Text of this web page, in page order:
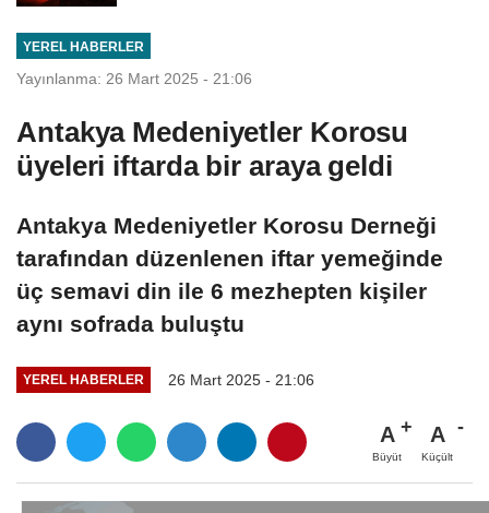
YEREL HABERLER
Yayınlanma: 26 Mart 2025 - 21:06
Antakya Medeniyetler Korosu
üyeleri iftarda bir araya geldi
Antakya Medeniyetler Korosu Derneği
tarafından düzenlenen iftar yemeğinde
üç semavi din ile 6 mezhepten kişiler
aynı sofrada buluştu
YEREL HABERLER 26 Mart 2025 - 21:06
A
Büyüt
A
Küçült